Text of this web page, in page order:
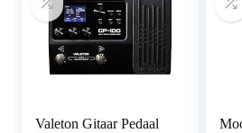
Valeton Gitaar Pedaal